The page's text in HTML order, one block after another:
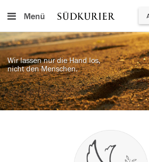
Menü
Wir lassen nur die Hand los,
nicht den Menschen.